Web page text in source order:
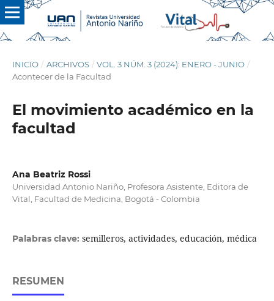
INICIO / ARCHIVOS / VOL. 3 NÚM. 3 (2024): ENERO - JUNIO /
Acontecer de la Facultad
El movimiento académico en la
facultad
Ana Beatriz Rossi
Universidad Antonio Nariño, Profesora Asistente, Editora de
Vital, Facultad de Medicina, Bogotá - Colombia
Palabras clave: semilleros, actividades, educación, médica
RESUMEN